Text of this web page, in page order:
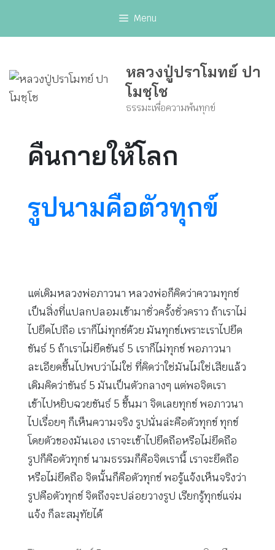
Menu
หลวงปู่ปราโมทย์ ปา
โมชฺโช
ธรรมะเพื่อความพ้นทุกข์
คืนกายให้โลก
รูปนามคือตัวทุกข์
แต่เดิมหลวงพ่อภาวนา หลวงพ่อก็คิดว่าความทุกข์
เป็นสิ่งที่แปลกปลอมเข้ามาชั่วครั้งชั่วคราว ถ้าเราไม่
ไปยึดไปถือ เราก็ไม่ทุกข์ด้วย มันทุกข์เพราะเราไปยึด
ขันธ์ 5 ถ้าเราไม่ยึดขันธ์ 5 เราก็ไม่ทุกข์ พอภาวนา
ละเอียดขึ้นไปพบว่าไม่ใช่ ที่คิดว่าใช่มันไม่ใช่เสียแล้ว
เดิมคิดว่าขันธ์ 5 มันเป็นตัวกลางๆ แต่พอจิตเรา
เข้าไปหยิบฉวยขันธ์ 5 ขึ้นมา จิตเลยทุกข์ พอภาวนา
ไปเรื่อยๆ ก็เห็นความจริง รูปนั่นล่ะคือตัวทุกข์ ทุกข์
โดยตัวของมันเอง เราจะเข้าไปยึดถือหรือไม่ยึดถือ
รูปก็คือตัวทุกข์ นามธรรมก็คือจิตเรานี้ เราจะยึดถือ
หรือไม่ยึดถือ จิตนั้นก็คือตัวทุกข์ พอรู้แจ้งเห็นจริงว่า
รูปคือตัวทุกข์ จิตถึงจะปล่อยวางรูป เรียกรู้ทุกข์แจ่ม
แจ้ง ก็ละสมุทัยได้